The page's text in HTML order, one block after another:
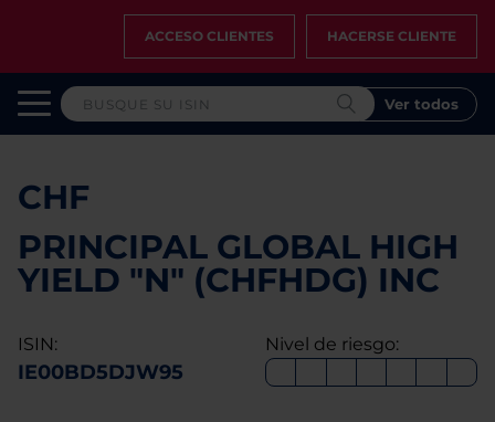
ACCESO CLIENTES HACERSE CLIENTE
Ver todos
CHF
PRINCIPAL GLOBAL HIGH
YIELD "N" (CHFHDG) INC
ISIN:
IE00BD5DJW95
Nivel de riesgo: